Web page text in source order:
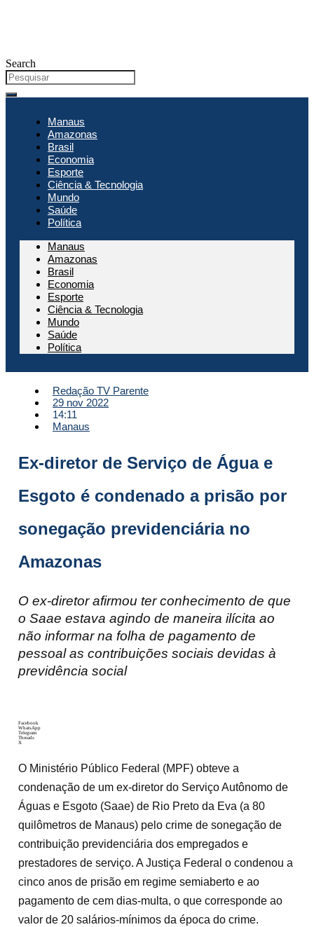
Search
Manaus
Amazonas
Brasil
Economia
Esporte
Ciência & Tecnologia
Mundo
Saúde
Política
Manaus
Amazonas
Brasil
Economia
Esporte
Ciência & Tecnologia
Mundo
Saúde
Política
Redação TV Parente
29 nov 2022
14:11
Manaus
Ex-diretor de Serviço de Água e
Esgoto é condenado a prisão por
sonegação previdenciária no
Amazonas
O ex-diretor afirmou ter conhecimento de que
o Saae estava agindo de maneira ilícita ao
não informar na folha de pagamento de
pessoal as contribuições sociais devidas à
previdência social
Facebook
WhatsApp
Telegram
Threads
X
O Ministério Público Federal (MPF) obteve a
condenação de um ex-diretor do Serviço Autônomo de
Águas e Esgoto (Saae) de Rio Preto da Eva (a 80
quilômetros de Manaus) pelo crime de sonegação de
contribuição previdenciária dos empregados e
prestadores de serviço. A Justiça Federal o condenou a
cinco anos de prisão em regime semiaberto e ao
pagamento de cem dias-multa, o que corresponde ao
valor de 20 salários-mínimos da época do crime.